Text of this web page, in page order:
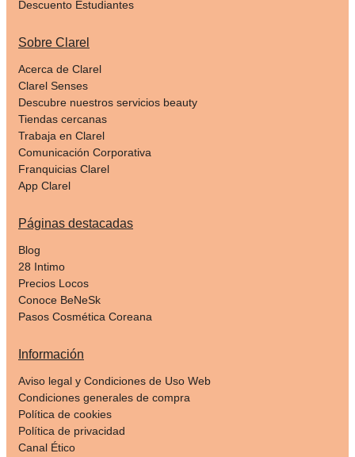
Descuento Estudiantes
Sobre Clarel
Acerca de Clarel
Clarel Senses
Descubre nuestros servicios beauty
Tiendas cercanas
Trabaja en Clarel
Comunicación Corporativa
Franquicias Clarel
App Clarel
Páginas destacadas
Blog
28 Intimo
Precios Locos
Conoce BeNeSk
Pasos Cosmética Coreana
Información
Aviso legal y Condiciones de Uso Web
Condiciones generales de compra
Política de cookies
Política de privacidad
Canal Ético